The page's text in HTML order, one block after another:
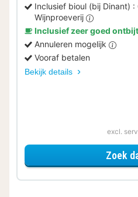
Inclusief bioul (bij Dinant) :
Wijnproeverij
Inclusief zeer goed ontbijt
Annuleren mogelijk
Vooraf betalen
Bekijk details
excl.
Zoek